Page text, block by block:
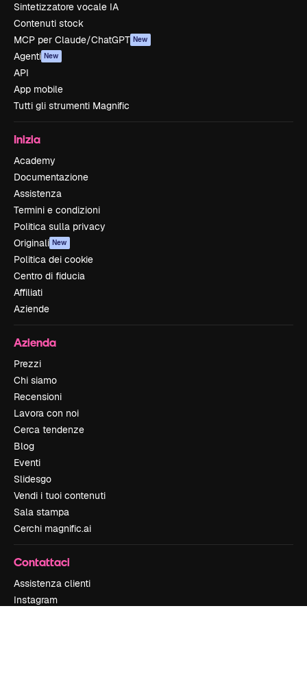
Sintetizzatore vocale IA
Contenuti stock
MCP per Claude/ChatGPT New
Agenti New
API
App mobile
Tutti gli strumenti Magnific
Inizia
Academy
Documentazione
Assistenza
Termini e condizioni
Politica sulla privacy
Originali New
Politica dei cookie
Centro di fiducia
Affiliati
Aziende
Azienda
Prezzi
Chi siamo
Recensioni
Lavora con noi
Cerca tendenze
Blog
Eventi
Slidesgo
Vendi i tuoi contenuti
Sala stampa
Cerchi magnific.ai
Contattaci
Assistenza clienti
Instagram